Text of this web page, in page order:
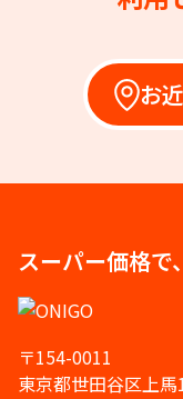
お
スーパー価格で
〒154-0011
東京都世田谷区上